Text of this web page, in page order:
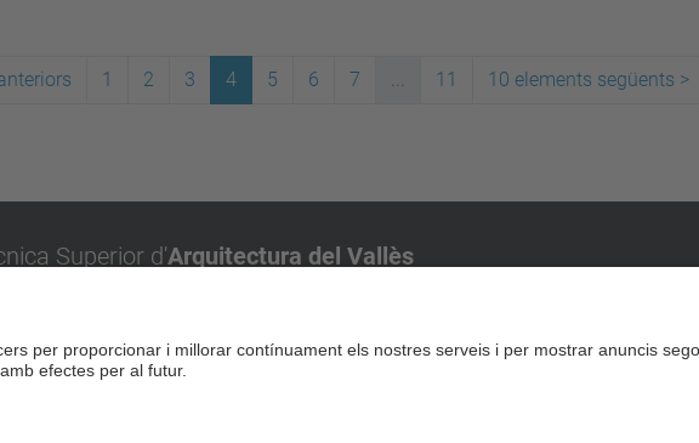
1 2 3 4 5 6 7 ... 11 10 elements següents >
Superior d'Arquitectura del Vallès
1-15
del Vallès